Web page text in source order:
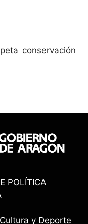
conservación
POLÍTICA
y Deporte